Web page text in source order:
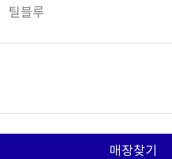
틸블루
매장찾기